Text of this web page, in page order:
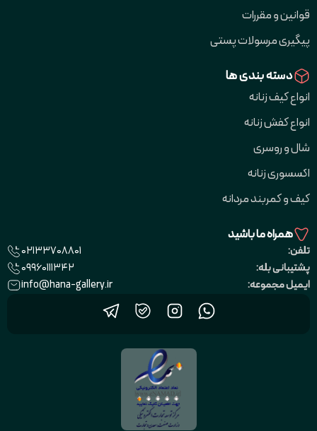
قوانین و مقررات
پیگیری مرسولات پستی
دسته بندی ها
انواع کیف زنانه
انواع کفش زنانه
شال و روسری
اکسسوری زنانه
کیف و کمربند مردانه
همراه ما باشید
تلفن:
02133708801
پشتیبانی بله:
09960111342
ایمیل مجموعه:
info@hana-gallery.ir